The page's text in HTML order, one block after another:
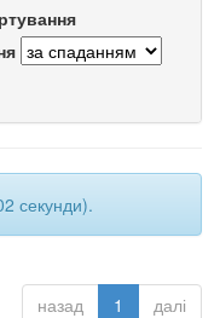
секунди).
назад 1 далі